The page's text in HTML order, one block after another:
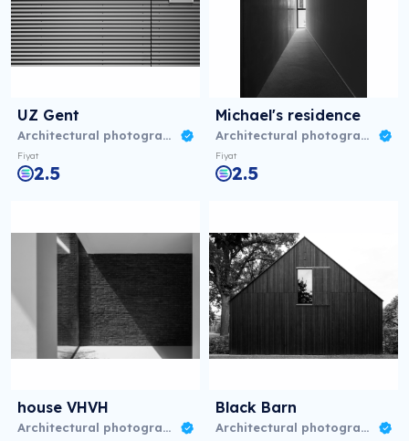
UZ Gent
Architectural photography 08/23
Fiyat
2.5
Michael's residence
Architectural photography 08/23
Fiyat
2.5
house VHVH
Architectural photography 08/23
Black Barn
Architectural photography 08/23